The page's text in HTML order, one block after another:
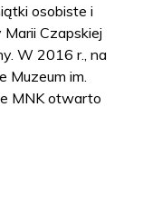
osobiste i
Czapskiej
W 2016 r., na
Muzeum im.
MNK otwarto